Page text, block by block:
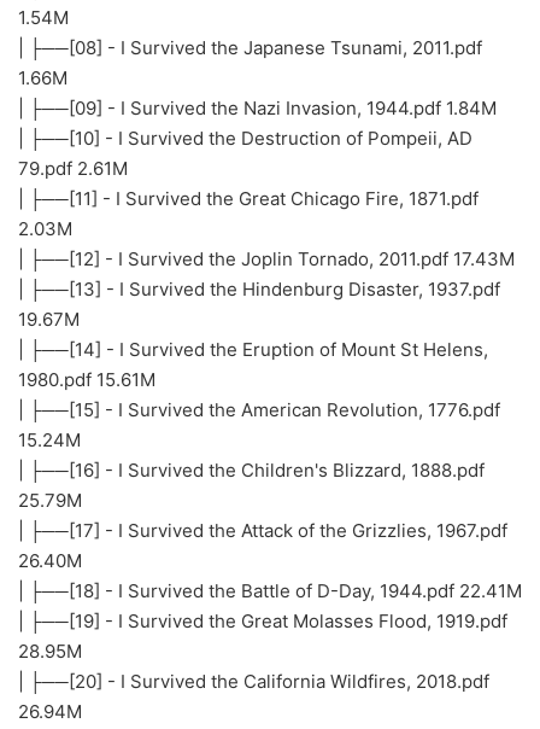
1.54M
| ├──[08] - I Survived the Japanese Tsunami, 2011.pdf
1.66M
| ├──[09] - I Survived the Nazi Invasion, 1944.pdf 1.84M
| ├──[10] - I Survived the Destruction of Pompeii, AD
79.pdf 2.61M
| ├──[11] - I Survived the Great Chicago Fire, 1871.pdf
2.03M
| ├──[12] - I Survived the Joplin Tornado, 2011.pdf 17.43M
| ├──[13] - I Survived the Hindenburg Disaster, 1937.pdf
19.67M
| ├──[14] - I Survived the Eruption of Mount St Helens,
1980.pdf 15.61M
| ├──[15] - I Survived the American Revolution, 1776.pdf
15.24M
| ├──[16] - I Survived the Children's Blizzard, 1888.pdf
25.79M
| ├──[17] - I Survived the Attack of the Grizzlies, 1967.pdf
26.40M
| ├──[18] - I Survived the Battle of D-Day, 1944.pdf 22.41M
| ├──[19] - I Survived the Great Molasses Flood, 1919.pdf
28.95M
| ├──[20] - I Survived the California Wildfires, 2018.pdf
26.94M